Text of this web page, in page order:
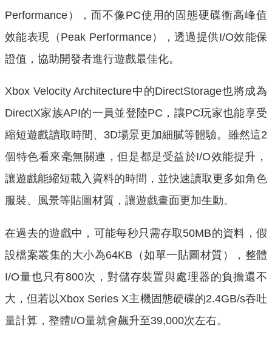
Performance），而不像PC使用的固態硬碟衝高峰值
效能表現（Peak Performance），透過提供I/O效能保
證值，協助開發者進行遊戲最佳化。
Xbox Velocity Architecture中的DirectStorage也將成為
DirectX家族API的一員並登陸PC，讓PC玩家也能享受
縮短遊戲讀取時間、3D場景更加細膩等體驗。雖然這2
個特色看來毫無關連，但是都是受益於I/O效能提升，
讓遊戲能縮短載入資料的時間，並快速讀取更多如角色
服裝、風景等貼圖材質，讓遊戲畫面更加生動。
在過去的遊戲中，可能每秒只需存取50MB的資料，假
設檔案叢集的大小為64KB（如單一貼圖材質），整體
I/O量也只有800次，對儲存裝置與處理器的負擔還不
大，但若以Xbox Series X主機固態硬碟的2.4GB/s吞吐
量計算，整體I/O量就會飆升至39,000次左右。